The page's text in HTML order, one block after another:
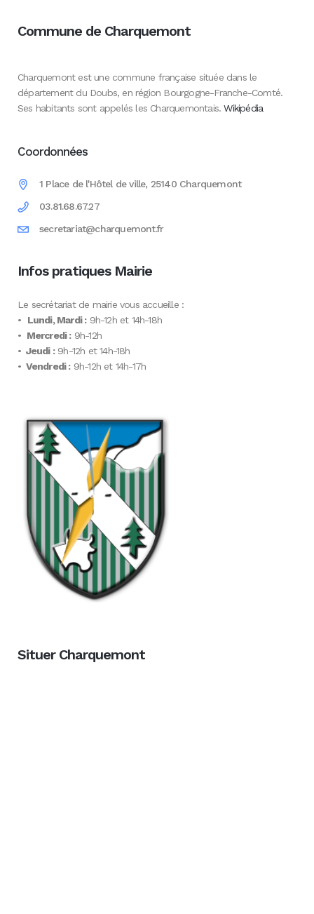
Commune de Charquemont
Charquemont est une commune française située dans le
département du Doubs, en région Bourgogne-Franche-Comté.
Ses habitants sont appelés les Charquemontais.Wikipédia
Coordonnées
1 Place de l'Hôtel de ville, 25140 Charquemont
03.81.68.67.27
secretariat@charquemont.fr
Infos pratiques Mairie
Le secrétariat de mairie vous accueille :
• Lundi, Mardi :9h-12h et 14h-18h
• Mercredi :9h-12h
• Jeudi :9h-12h et 14h-18h
• Vendredi :9h-12h et 14h-17h
Situer Charquemont